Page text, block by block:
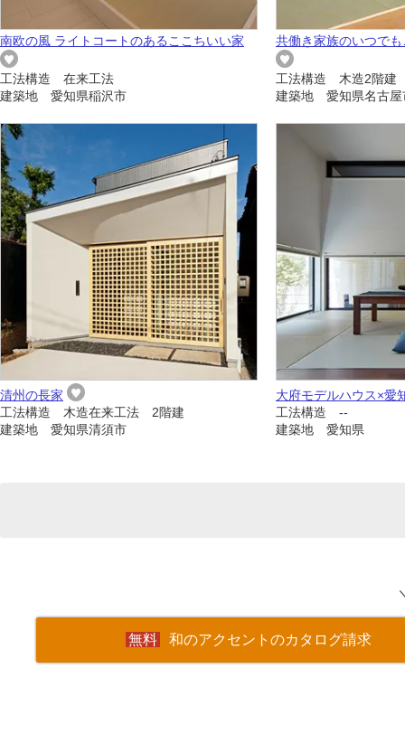
南欧の風 ライトコートのあるここちいい家
工法構造 在来工法
建築地 愛知県稲沢市
共働き家族のいつで
工法構造 木造2階建
建築地 愛知県名古屋
清州の長家
工法構造 木造在来工法 2階建
建築地 愛知県清須市
大府モデルハウス×愛
工法構造 --
建築地 愛知県
和のアクセントのカタログ請求